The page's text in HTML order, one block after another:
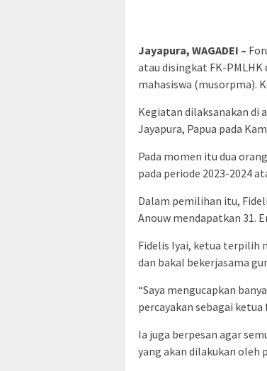
Jayapura, WAGADEI –
atau disingkat FK-
mahasiswa (musorpma).
Kegiatan dilaksanakan di
Jayapura, Papua pada
Pada momen itu dua
pada periode 2023-2024
Dalam pemilihan itu,
Anouw mendapatkan 31.
Fidelis Iyai, ketua terpilih
dan bakal bekerjasama
“Saya mengucapkan
percayakan sebagai
Ia juga berpesan agar
yang akan dilakukan oleh